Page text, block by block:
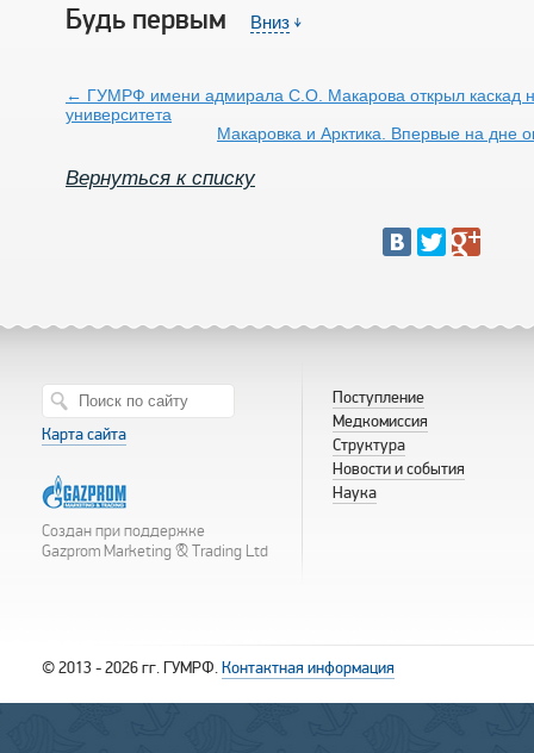
Будь первым Вниз ￬
← ГУМРФ имени адмирала С.О. Макарова открыл каскад
университета
Макаровка и Арктика. Впервые на дне
Вернуться к списку
Карта сайта
Создан при поддержке
Gazprom Marketing & Trading Ltd
Поступление
Медкомиссия
Структура
Новости и события
Наука
© 2013 - 2026 гг. ГУМРФ.Контактная информация